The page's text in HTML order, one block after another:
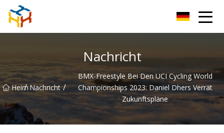
Nachricht
Heim
/ Nachricht /
BMX-Freestyle Bei Den UCI Cycling World
Championships 2023: Daniel Dhers Verrät
Zukunftspläne